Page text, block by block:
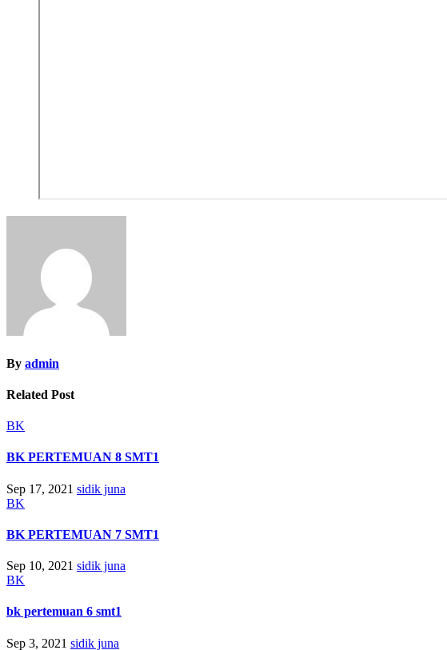
By admin
Related Post
BK
BK PERTEMUAN 8 SMT1
Sep 17, 2021 sidik juna
BK
BK PERTEMUAN 7 SMT1
Sep 10, 2021 sidik juna
BK
bk pertemuan 6 smt1
Sep 3, 2021 sidik juna